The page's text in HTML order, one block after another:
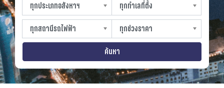
ทุกประเภทอสังหาฯ
ทุกประเภทอสังหาฯ
sproperty
ทุกทำเลที่ตั้ง
ทุกทำเลที่ตั้ง
slocation
ทุกสถานีรถไฟฟ้า
ทุกสถานีรถไฟฟ้า
strain-station
ทุกช่วงราคา
ทุกช่วงราคา
sprice
ค้นหา